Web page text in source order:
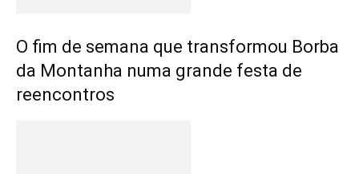
O fim de semana que transformou Borba
da Montanha numa grande festa de
reencontros